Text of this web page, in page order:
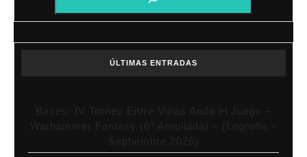
ÚLTIMAS ENTRADAS
Bases: IV Torneo Entre Viñas Anda el Juego –
Warhammer Fantasy (6ª Ampliada) – (Logroño –
Septiembre 2026)